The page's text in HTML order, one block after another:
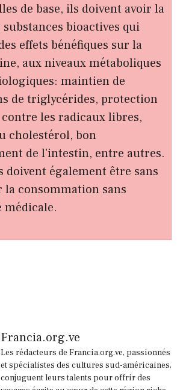
de base, ils doivent avoir la
substances bioactives qui
effets bénéfiques sur la
aux niveaux métaboliques
maintien de
de triglycérides, protection
les radicaux libres,
cholestérol, bon
de l'intestin, entre autres.
doivent également être sans
la consommation sans
médicale.
Francia.org.ve
Les rédacteurs de Francia.org.ve, passionnés
et spécialistes des cultures sud-américaines,
conjuguent leurs talents pour offrir des